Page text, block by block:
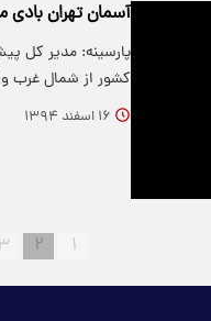
آسمان تهران
پارسینه: مدیر کل
کشور از شمال غرب و
۱۶ اسفند ۱۳۹۴
۱ ۲ ۳